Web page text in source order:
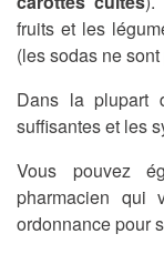
fruits et les
(les sodas ne
Dans la plupart
suffisantes et les
Vous pouvez
pharmacien qui
ordonnance pour